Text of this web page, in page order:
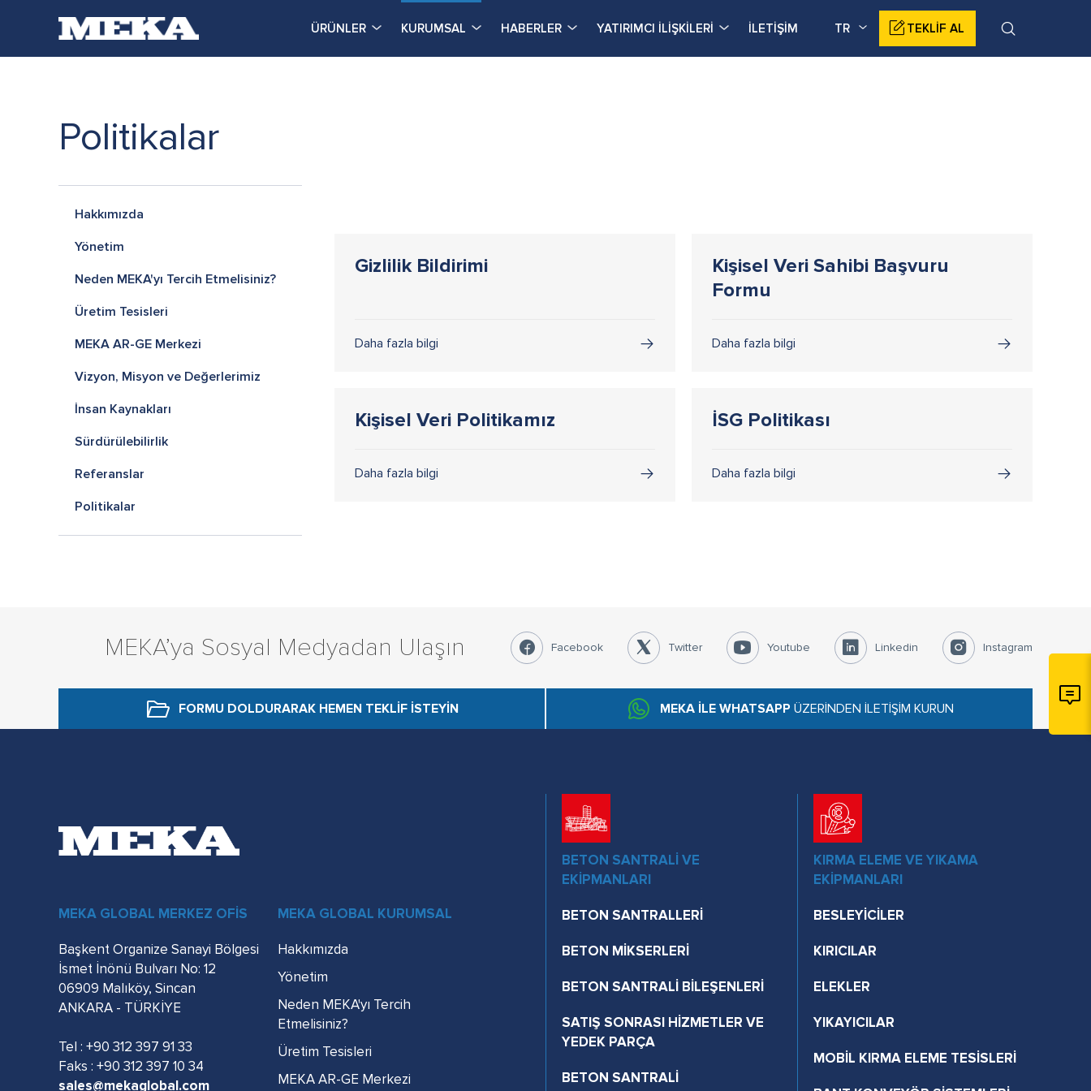
TEKLİF AL
TR
ÜRÜNLER KURUMSAL HABERLER YATIRIMCI İLİŞKİLERİ İLETİŞİM
Politikalar
Hakkımızda
Yönetim
Neden MEKA'yı Tercih Etmelisiniz?
Üretim Tesisleri
MEKA AR-GE Merkezi
Vizyon, Misyon ve Değerlerimiz
İnsan Kaynakları
Sürdürülebilirlik
Referanslar
Politikalar
Gizlilik Bildirimi
Daha fazla bilgi
Kişisel Veri Sahibi Başvuru
Formu
Daha fazla bilgi
Kişisel Veri Politikamız
Daha fazla bilgi
İSG Politikası
Daha fazla bilgi
MEKA’ya Sosyal Medyadan Ulaşın Facebook Twitter Youtube Linkedin Instagram
FORMU DOLDURARAK HEMEN TEKLİF İSTEYİN MEKA İLE WHATSAPP ÜZERİNDEN İLETİŞİM KURUN
BETON SANTRALİ VE
EKİPMANLARI
BETON SANTRALLERİ
BETON MİKSERLERİ
BETON SANTRALİ BİLEŞENLERİ
SATIŞ SONRASI HİZMETLER VE
YEDEK PARÇA
BETON SANTRALİ
KIRMA ELEME VE YIKAMA
EKİPMANLARI
BESLEYİCİLER
KIRICILAR
ELEKLER
YIKAYICILAR
MOBİL KIRMA ELEME TESİSLERİ
MEKA GLOBAL MERKEZ OFİS
Başkent Organize Sanayi Bölgesi
İsmet İnönü Bulvarı No: 12
06909 Malıköy, Sincan
ANKARA - TÜRKİYE
Tel : +90 312 397 91 33
Faks : +90 312 397 10 34
sales@mekaglobal.com
MEKA GLOBAL KURUMSAL
Hakkımızda
Yönetim
Neden MEKA'yı Tercih
Etmelisiniz?
Üretim Tesisleri
MEKA AR-GE Merkezi